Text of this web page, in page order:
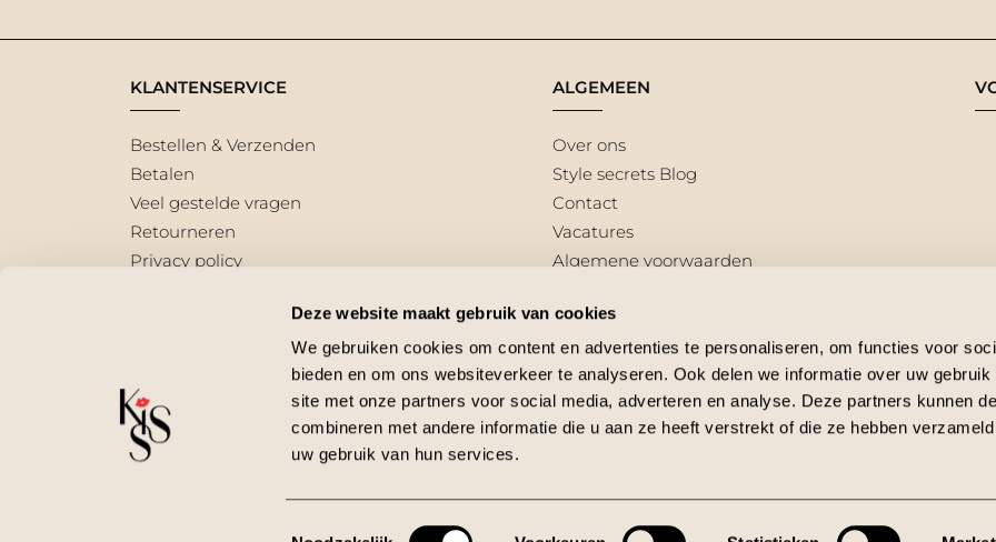
Deze website maakt gebruik van cookies
We gebruiken cookies om content en advertenties te personaliseren, om functies voor
bieden en om ons websiteverkeer te analyseren. Ook delen we informatie over uw gebruik
site met onze partners voor social media, adverteren en analyse. Deze partners kunnen
combineren met andere informatie die u aan ze heeft verstrekt of die ze hebben
uw gebruik van hun services.
Toestemmingsselectie
KLANTENSERVICE
Bestellen & Verzenden
Betalen
Veel gestelde vragen
Retourneren
Privacy policy
ALGEMEEN
Over ons
Style secrets Blog
Contact
Vacatures
Algemene voorwaarden
© 2026 Keep it secret store